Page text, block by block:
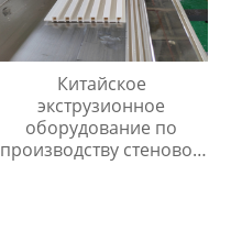
Китайское
экструзионное
оборудование по
производству стеновой